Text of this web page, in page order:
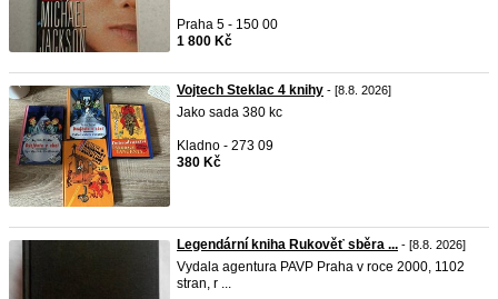
Praha 5 - 150 00
1 800 Kč
Vojtech Steklac 4 knihy - [8.8. 2026]
Jako sada 380 kc
Kladno - 273 09
380 Kč
Legendární kniha Rukověť sběra ... - [8.8. 2026]
Vydala agentura PAVP Praha v roce 2000, 1102
stran, r ...